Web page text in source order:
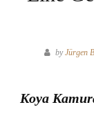
byJürgen
Koya